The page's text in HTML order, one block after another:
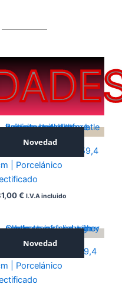
Novedad
ICONIC NOCE 59,4×59,4
| Porcelánico
€ I.V.A incluido
Novedad
ICONIC GREY 59,4×59,4
| Porcelánico